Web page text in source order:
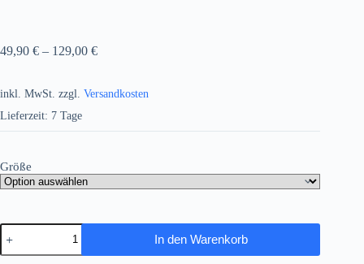
49,90 € – 129,00 €
inkl. MwSt. zzgl. Versandkosten
Lieferzeit: 7 Tage
Größe
Küstenstadt
am
Gardasee
In den Warenkorb